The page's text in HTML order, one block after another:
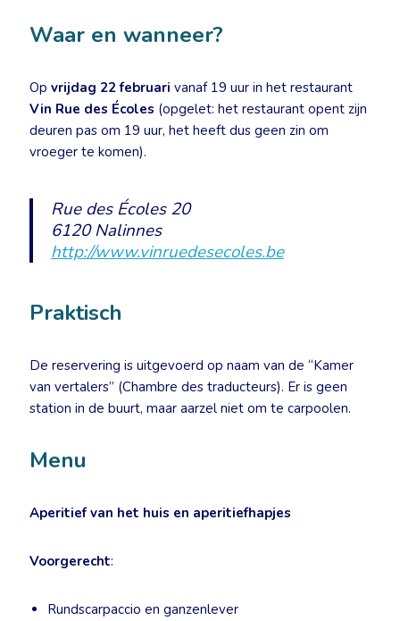
Waar en wanneer?
Op vrijdag 22 februari vanaf 19 uur in het restaurant
Vin Rue des Écoles (opgelet: het restaurant opent zijn
deuren pas om 19 uur, het heeft dus geen zin om
vroeger te komen).
Rue des Écoles 20
6120 Nalinnes
http://www.vinruedesecoles.be
Praktisch
De reservering is uitgevoerd op naam van de “Kamer
van vertalers” (Chambre des traducteurs). Er is geen
station in de buurt, maar aarzel niet om te carpoolen.
Menu
Aperitief van het huis en aperitiefhapjes
Voorgerecht:
Rundscarpaccio en ganzenlever